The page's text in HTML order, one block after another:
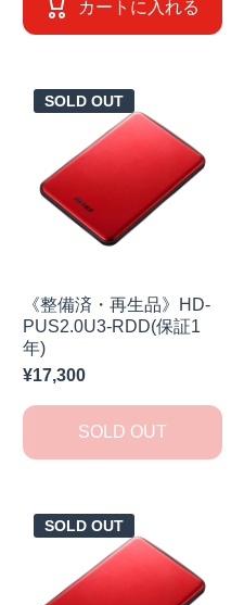
カートに入れる
SOLD OUT
《整備済・再生品》HD-
PUS2.0U3-RDD(保証1
年)
¥17,300
SOLD OUT
SOLD OUT